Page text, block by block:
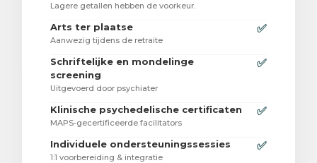
Lagere getallen hebben de voorkeur.
Arts ter plaatse
Aanwezig tijdens de retraite
✅
Schriftelijke en mondelinge
screening
Uitgevoerd door psychiater
✅
Klinische psychedelische certificaten
MAPS-gecertificeerde facilitators
✅
Individuele ondersteuningssessies
1:1 voorbereiding & integratie
✅